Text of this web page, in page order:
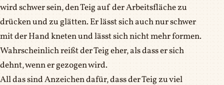
wird schwer sein, den Teig auf der Arbeitsfläche zu
drücken und zu glätten. Er lässt sich auch nur schwer
mit der Hand kneten und lässt sich nicht mehr formen.
Wahrscheinlich reißt der Teig eher, als dass er sich
dehnt, wenn er gezogen wird.
All das sind Anzeichen dafür, dass der Teig zu viel